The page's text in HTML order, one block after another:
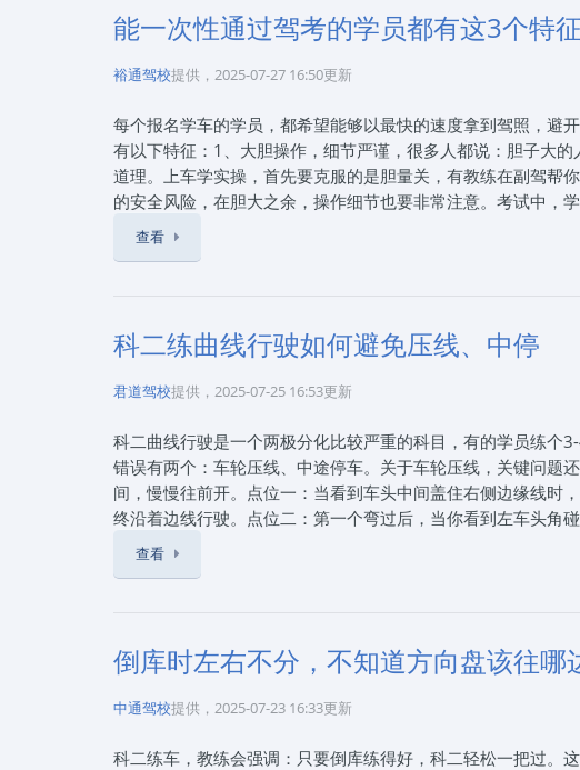
一时间踩死离合刹车。重新打火前一定要先回空挡，注意：熄
《科二坡道起步这样操作，保证不熄火不后溜》来自互联网
0311-80801909，通过本站报名石家庄驾校可以享受团报价格
能一次性通过驾考的学员都有这3个特征
裕通驾校提供，2025-07-27 16:50更新
每个报名学车的学员，都希望能够以最快的速度拿到驾照，避
有以下特征：1、大胆操作，细节严谨，很多人都说：胆子大
道理。上车学实操，首先要克服的是胆量关，有教练在副驾帮
的安全风险，在胆大之余，操作细节也要非常注意。考试中，
积极沟通，主动学习，读书的时候害怕跟老师沟通，学车的时
外，也得承认，除了技术、心态之外，运气成分也会对考试造
抽到的车子破旧，动不动就熄火，那就比较倒霉。《能一次性
毅学车整理发布。石家庄思毅学车报名电话：0311-80801909
从选择驾校、报名、体检到练车、考试、拿证一站式驾考咨询
查看
科二练曲线行驶如何避免压线、中停
君道驾校提供，2025-07-25 16:53更新
科二曲线行驶是一个两极分化比较严重的科目，有的学员练个
错误有两个：车轮压线、中途停车。关于车轮压线，关键问题
间，慢慢往前开。点位一：当看到车头中间盖住右侧边缘线时
终沿着边线行驶。点位二：第一个弯过后，当你看到左车头角
住左侧边线时，方向盘快速向右打一圈。行进过程中，还是要
步下压一点。
《科二练曲线行驶如何避免压线、中停》来自互联网，2025
80801909，通过本站报名石家庄驾校可以享受团报价格，我
查看
倒库时左右不分，不知道方向盘该往哪
中通驾校提供，2025-07-23 16:33更新
科二练车，教练会强调：只要倒库练得好，科二轻松一把过